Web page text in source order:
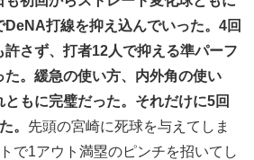
打線を抑え込んでいった。4回
許さず、打者12人で抑える準パーフ
た。緩急の使い方、内外角の使い
もに完璧だった。それだけに5回
。 先頭の宮崎に死球を与えてしま
で1アウト満塁のピンチを招いてし